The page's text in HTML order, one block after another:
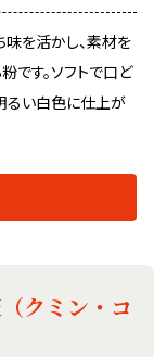
を活かし、素材を
です。ソフトで口ど
るい白色に仕上が
クミン・コ